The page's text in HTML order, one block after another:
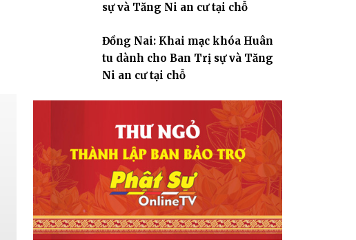
sự và Tăng Ni an cư tại chỗ
Đồng Nai: Khai mạc khóa Huân
tu dành cho Ban Trị sự và Tăng
Ni an cư tại chỗ